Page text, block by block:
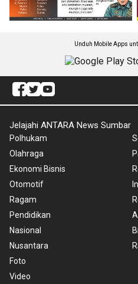
Unduh Mobile Apps
Jelajahi ANTARA News Sumbar
Polhukam
Olahraga
Ekonomi Bisnis
Otomotif
Ragam
Pendidikan
Nasional
Nusantara
Foto
Video